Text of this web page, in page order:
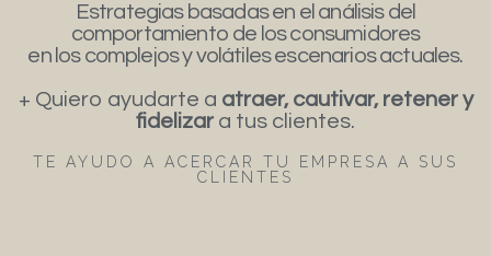
Estrategias basadas en el análisis del
comportamiento de los consumidores
en los complejos y volátiles escenarios actuales.
+ Quiero ayudarte a atraer, cautivar, retener y
fidelizar a tus clientes.
TE AYUDO A ACERCAR TU EMPRESA A SUS
CLIENTES